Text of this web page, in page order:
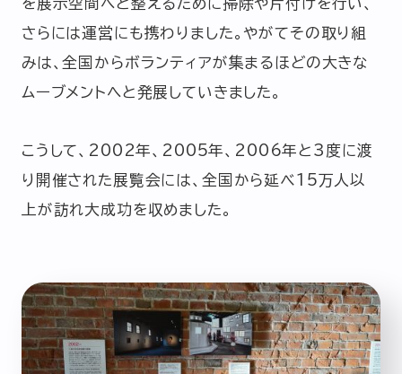
さらには運営にも携わりました。やがてその取り組
みは、全国からボランティアが集まるほどの大きな
ムーブメントへと発展していきました。
こうして、2002年、2005年、2006年と3度に渡
り開催された展覧会には、全国から延べ15万人以
上が訪れ大成功を収めました。